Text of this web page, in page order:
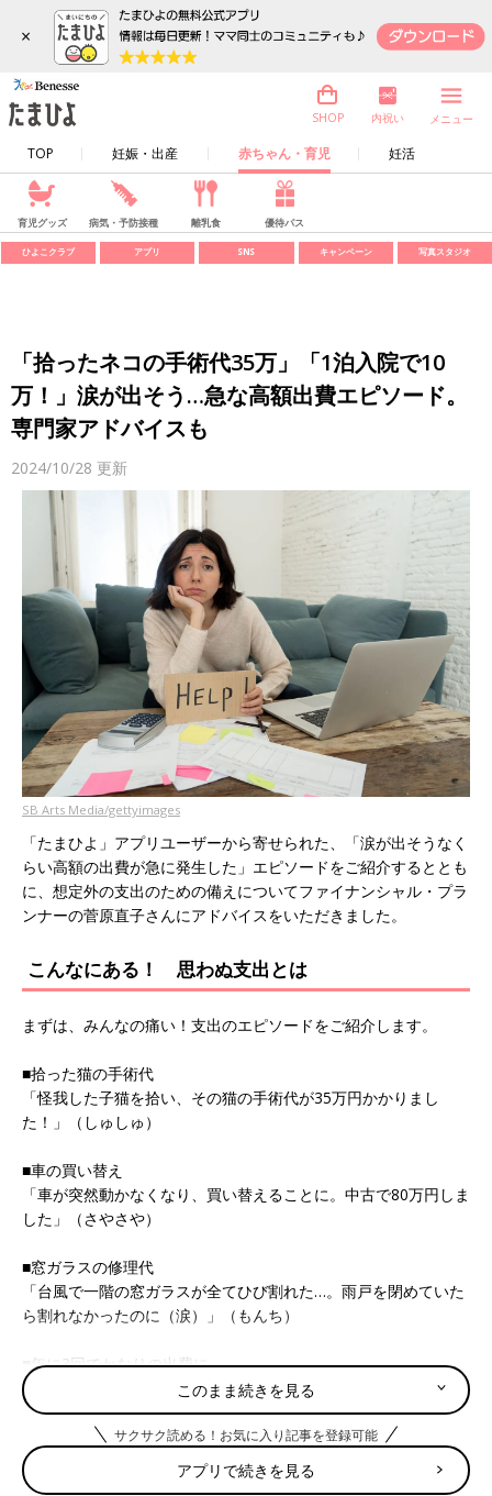
×
TOP 妊娠・出産 赤ちゃん・育児 妊活
SHOP 内祝い メニュー
育児グッズ 病気・予防接種 離乳食 優待パス
ひよこクラブ アプリ SNS キャンペーン 写真スタジオ
「拾ったネコの手術代35万」「1泊入院で10
万！」涙が出そう…急な高額出費エピソード。
専門家アドバイスも
2024/10/28 更新
SB Arts Media/gettyimages
「たまひよ」アプリユーザーから寄せられた、「涙が出そうなく
らい高額の出費が急に発生した」エピソードをご紹介するととも
に、想定外の支出のための備えについてファイナンシャル・プラ
ンナーの菅原直子さんにアドバイスをいただきました。
こんなにある！ 思わぬ支出とは
まずは、みんなの痛い！支出のエピソードをご紹介します。
■拾った猫の手術代
「怪我した子猫を拾い、その猫の手術代が35万円かかりまし
た！」（しゅしゅ）
■車の買い替え
「車が突然動かなくなり、買い替えることに。中古で80万円しま
した」（さやさや）
■窓ガラスの修理代
「台風で一階の窓ガラスが全てひび割れた…。雨戸を閉めていた
ら割れなかったのに（涙）」（もんち）
■年に3回でかなりの出費に
「1年の間に3回も身内の不幸が続いて、遠方に住んでいるため、
往復の交通費・香典代・宿泊費が積み重なって、びっくりする金
額になってしまいました…」（ほっちゃん）
■プラスαの請求
このまま続きを見る
サクサク読める！お気に入り記事を登録可能
アプリで続きを見る